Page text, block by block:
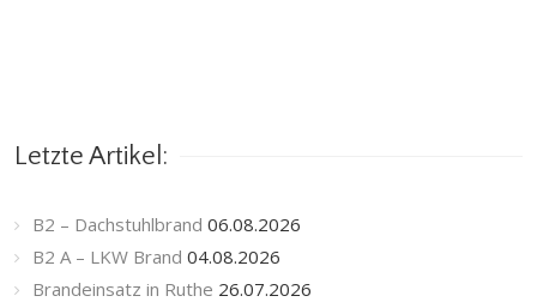
Letzte Artikel:
B2 – Dachstuhlbrand 06.08.2026
B2 A – LKW Brand 04.08.2026
Brandeinsatz in Ruthe 26.07.2026